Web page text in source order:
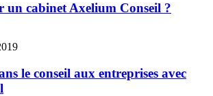
cabinet Axelium Conseil ?
le conseil aux entreprises avec